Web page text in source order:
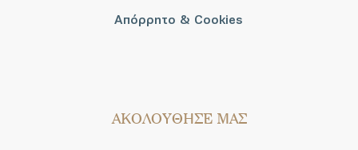
Απόρρητο & Cookies
AΚΟΛΟΥΘΗΣΕ ΜΑΣ